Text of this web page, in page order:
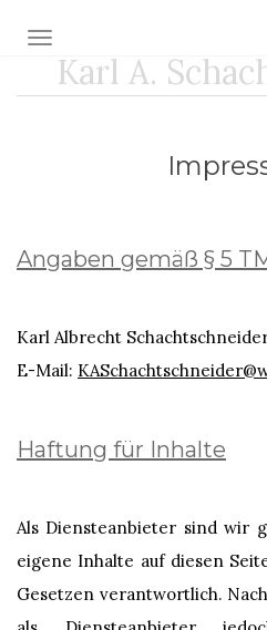
Toggle navigation
Karl A.
Angaben gemäß § 5
Karl Albrecht
E-Mail:
Haftung für Inhalte
Als Diensteanbieter sind wir
eigene Inhalte auf diesen
Gesetzen verantwortlich.